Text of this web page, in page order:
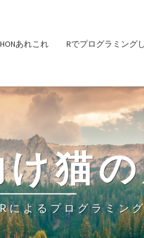
あれこれ Rでプログラミング
猫
よるプログラミン